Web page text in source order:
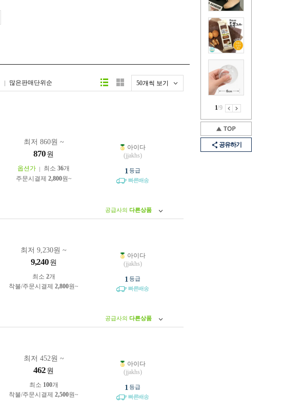
1/9
공유하기
많은판매단위순 50개씩 보기
최저 860원 ~
870 원
옵션가 최소 36개
주문시결제 2,800원~
아이다
(jjakhs)
1 등급
빠른배송
공급사의 다른상품
최저 9,230원 ~
9,240 원
최소 2개
착불/주문시결제 2,800원~
아이다
(jjakhs)
1 등급
빠른배송
공급사의 다른상품
최저 452원 ~
462 원
최소 100개
착불/주문시결제 2,500원~
아이다
(jjakhs)
1 등급
빠른배송